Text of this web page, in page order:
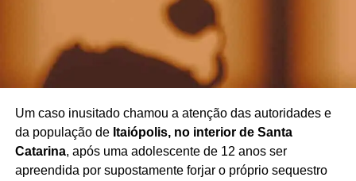
Um caso inusitado chamou a atenção das autoridades e
da população de Itaiópolis, no interior de Santa
Catarina, após uma adolescente de 12 anos ser
apreendida por supostamente forjar o próprio sequestro